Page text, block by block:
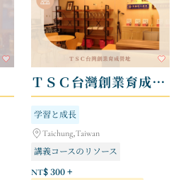
ＴＳＣ台灣創業育成營地
学習と成長
Taichung,Taiwan
講義コースのリソース
ビジネス交流の楽しみ
NT$ 300 +